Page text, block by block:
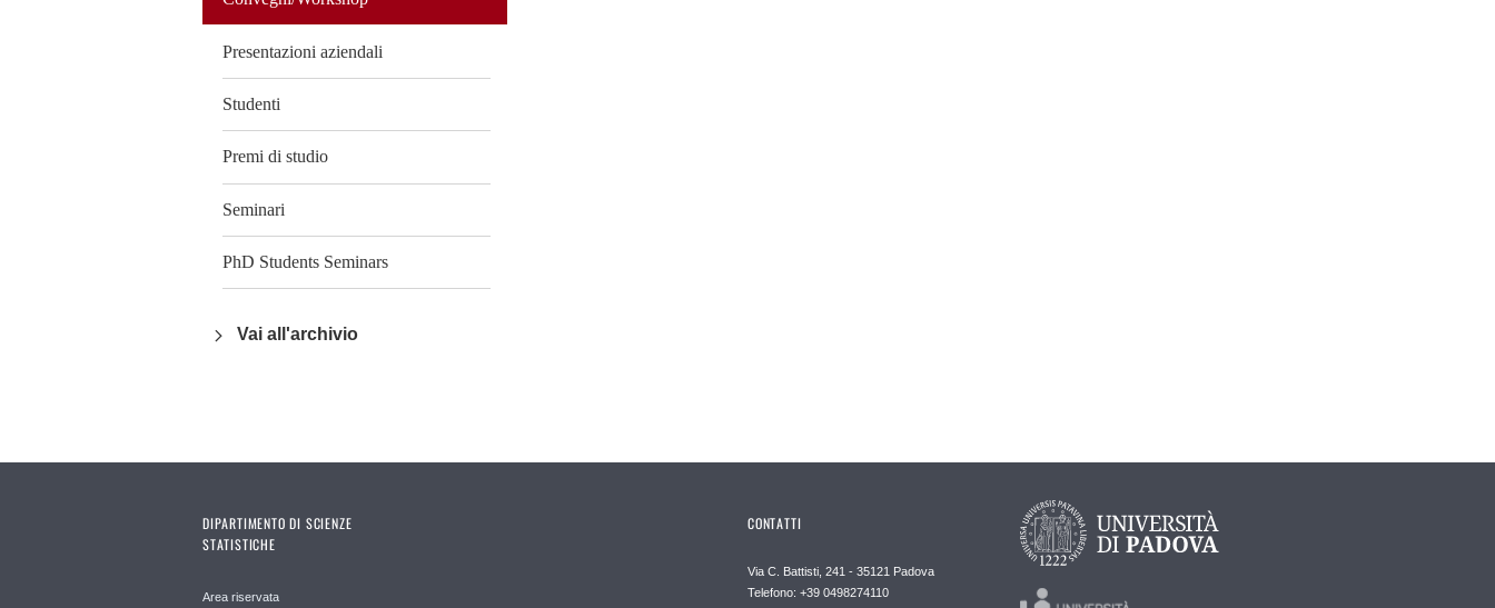
Presentazioni aziendali
Studenti
Premi di studio
Seminari
PhD Students Seminars
Vai all'archivio
DIPARTIMENTO DI SCIENZE
STATISTICHE
Area riservata
CONTATTI
Via C. Battisti, 241 - 35121 Padova
Telefono: +39 0498274110